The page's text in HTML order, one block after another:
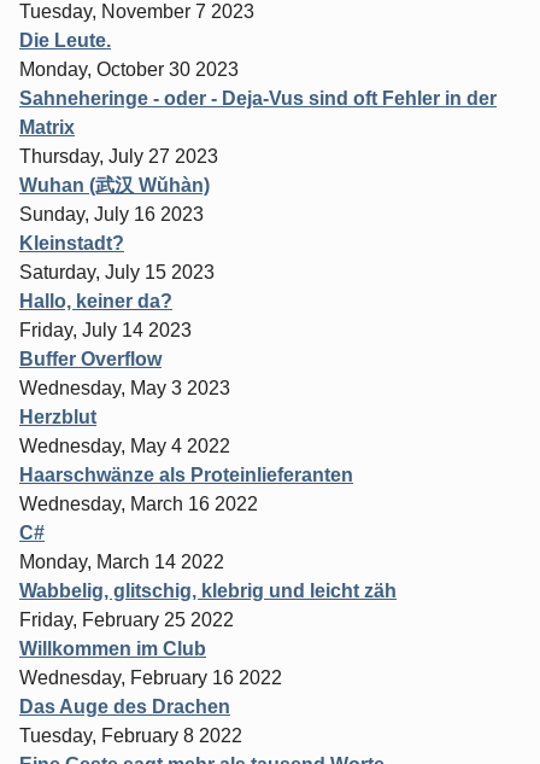
Tuesday, November 7 2023
Die Leute.
Monday, October 30 2023
Sahneheringe - oder - Deja-Vus sind oft Fehler in der
Matrix
Thursday, July 27 2023
Wuhan (武汉 Wǔhàn)
Sunday, July 16 2023
Kleinstadt?
Saturday, July 15 2023
Hallo, keiner da?
Friday, July 14 2023
Buffer Overflow
Wednesday, May 3 2023
Herzblut
Wednesday, May 4 2022
Haarschwänze als Proteinlieferanten
Wednesday, March 16 2022
C#
Monday, March 14 2022
Wabbelig, glitschig, klebrig und leicht zäh
Friday, February 25 2022
Willkommen im Club
Wednesday, February 16 2022
Das Auge des Drachen
Tuesday, February 8 2022